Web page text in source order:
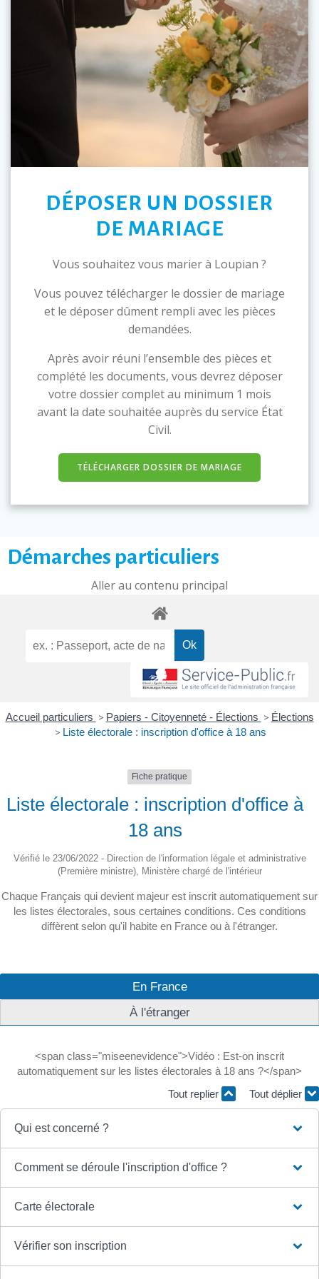
DÉPOSER UN DOSSIER
DE MARIAGE
Vous souhaitez vous marier à Loupian ?
Vous pouvez télécharger le dossier de mariage
et le déposer dûment rempli avec les pièces
demandées.
Après avoir réuni l’ensemble des pièces et
complété les documents, vous devrez déposer
votre dossier complet au minimum 1 mois
avant la date souhaitée auprès du service État
Civil.
TÉLÉCHARGER DOSSIER DE MARIAGE
Démarches particuliers
Aller au contenu principal
Accueil particuliers > Papiers - Citoyenneté - Élections > Élections
> Liste électorale : inscription d'office à 18 ans
Fiche pratique
Liste électorale : inscription d'office à
18 ans
Vérifié le 23/06/2022 - Direction de l'information légale et administrative
(Première ministre), Ministère chargé de l'intérieur
Chaque Français qui devient majeur est inscrit automatiquement sur
les listes électorales, sous certaines conditions. Ces conditions
diffèrent selon qu'il habite en France ou à l'étranger.
En France
À l'étranger
<span class="miseenevidence">Vidéo : Est-on inscrit
automatiquement sur les listes électorales à 18 ans ?</span>
Tout replier
Tout déplier
Qui est concerné ?
Comment se déroule l'inscription d'office ?
Carte électorale
Vérifier son inscription